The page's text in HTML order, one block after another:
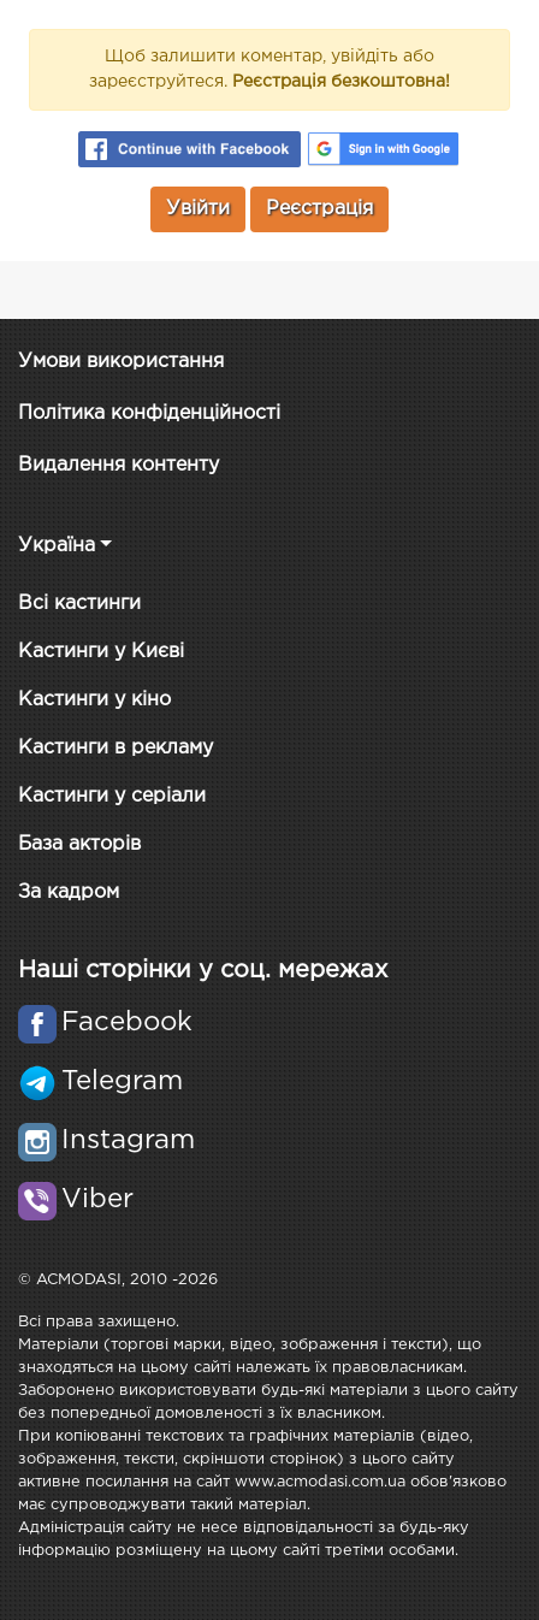
Щоб залишити коментар, увійдіть або
зареєструйтеся. Реєстрація безкоштовна!
Увійти Реєстрація
Умови використання
Політика конфіденційності
Видалення контенту
Україна
Всі кастинги
Кастинги у Києві
Кастинги у кіно
Кастинги в рекламу
Кастинги у серіали
База акторів
За кадром
Наші сторінки у соц. мережах
Facebook
Telegram
Instagram
Viber
© ACMODASI, 2010 -2026
Всі права захищено.
Матеріали (торгові марки, відео, зображення і тексти), що
знаходяться на цьому сайті належать їх правовласникам.
Заборонено використовувати будь-які матеріали з цього сайту
без попередньої домовленості з їх власником.
При копіюванні текстових та графічних матеріалів (відео,
зображення, тексти, скріншоти сторінок) з цього сайту
активне посилання на сайт www.acmodasi.com.ua обов'язково
має супроводжувати такий матеріал.
Адміністрація сайту не несе відповідальності за будь-яку
інформацію розміщену на цьому сайті третіми особами.